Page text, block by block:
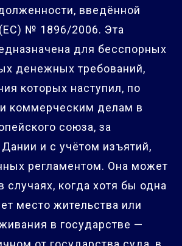
введённой
№ 1896/2006. Эта
для бесспорных
денежных требований,
которых наступил, по
коммерческим делам в
союза, за
и с учётом изъятий,
регламентом. Она может
случаях, когда хотя бы одна
место жительства или
в государстве —